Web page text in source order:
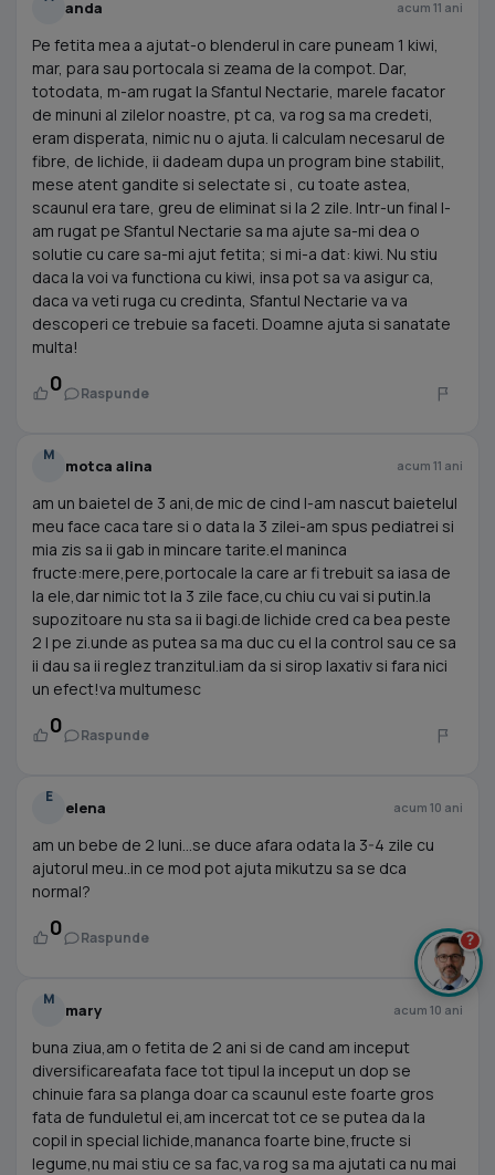
anda acum 11 ani
Pe fetita mea a ajutat-o blenderul in care puneam 1 kiwi,
mar, para sau portocala si zeama de la compot. Dar,
totodata, m-am rugat la Sfantul Nectarie, marele facator
de minuni al zilelor noastre, pt ca, va rog sa ma credeti,
eram disperata, nimic nu o ajuta. Ii calculam necesarul de
fibre, de lichide, ii dadeam dupa un program bine stabilit,
mese atent gandite si selectate si , cu toate astea,
scaunul era tare, greu de eliminat si la 2 zile. Intr-un final l-
am rugat pe Sfantul Nectarie sa ma ajute sa-mi dea o
solutie cu care sa-mi ajut fetita; si mi-a dat: kiwi. Nu stiu
daca la voi va functiona cu kiwi, insa pot sa va asigur ca,
daca va veti ruga cu credinta, Sfantul Nectarie va va
descoperi ce trebuie sa faceti. Doamne ajuta si sanatate
multa!
0 Raspunde
M
motca alina acum 11 ani
am un baietel de 3 ani,de mic de cind l-am nascut baietelul
meu face caca tare si o data la 3 zilei-am spus pediatrei si
mia zis sa ii gab in mincare tarite.el maninca
fructe:mere,pere,portocale la care ar fi trebuit sa iasa de
la ele,dar nimic tot la 3 zile face,cu chiu cu vai si putin.la
supozitoare nu sta sa ii bagi.de lichide cred ca bea peste
2 l pe zi.unde as putea sa ma duc cu el la control sau ce sa
ii dau sa ii reglez tranzitul.iam da si sirop laxativ si fara nici
un efect!va multumesc
0 Raspunde
E
elena acum 10 ani
am un bebe de 2 luni...se duce afara odata la 3-4 zile cu
ajutorul meu..in ce mod pot ajuta mikutzu sa se dca
normal?
0 Raspunde
M
mary acum 10 ani
buna ziua,am o fetita de 2 ani si de cand am inceput
diversificareafata face tot tipul la inceput un dop se
chinuie fara sa planga doar ca scaunul este foarte gros
fata de funduletul ei,am incercat tot ce se putea da la
copil in special lichide,mananca foarte bine,fructe si
legume,nu mai stiu ce sa fac,va rog sa ma ajutati ca nu mai
?